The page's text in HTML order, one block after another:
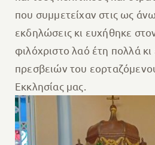
που συμμετείχαν στις ως
εκδηλώσεις κι ευχήθηκε
φιλόχριστο λαό έτη πολλά
πρεσβειών του
Εκκλησίας μας.